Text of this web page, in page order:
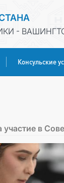
-
Консульские
в